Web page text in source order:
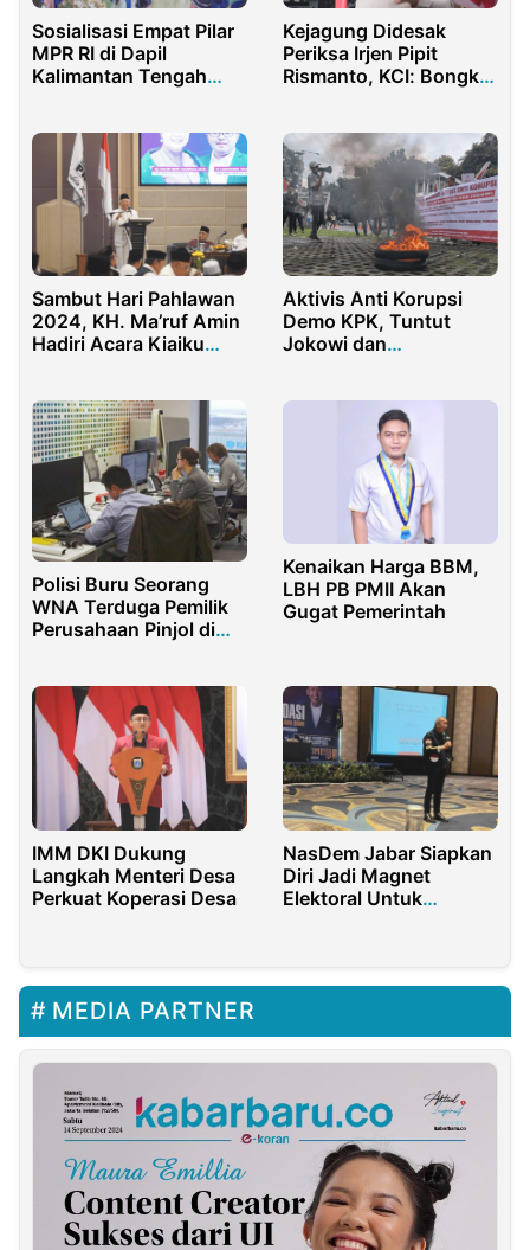
Sosialisasi Empat Pilar
MPR RI di Dapil
Kalimantan Tengah
Tambun Raya
Kejagung Didesak
Periksa Irjen Pipit
Rismanto, KCI: Bongkar
Sambut Hari Pahlawan
2024, KH. Ma’ruf Amin
Hadiri Acara Kiaiku
Aktivis Anti Korupsi
Demo KPK, Tuntut
Jokowi dan
Polisi Buru Seorang
WNA Terduga Pemilik
Perusahaan Pinjol di
Kenaikan Harga BBM,
LBH PB PMII Akan
Gugat Pemerintah
IMM DKI Dukung
Langkah Menteri Desa
Perkuat Koperasi Desa
NasDem Jabar Siapkan
Diri Jadi Magnet
Elektoral Untuk
MEDIA PARTNER